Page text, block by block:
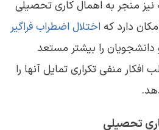
نیز منجر به اهمال‌ کاری تحصیلی
دارد که اختلال اضطراب فراگیر
را بیشتر مستعد
افکار منفی تکراری تمایل آنها را